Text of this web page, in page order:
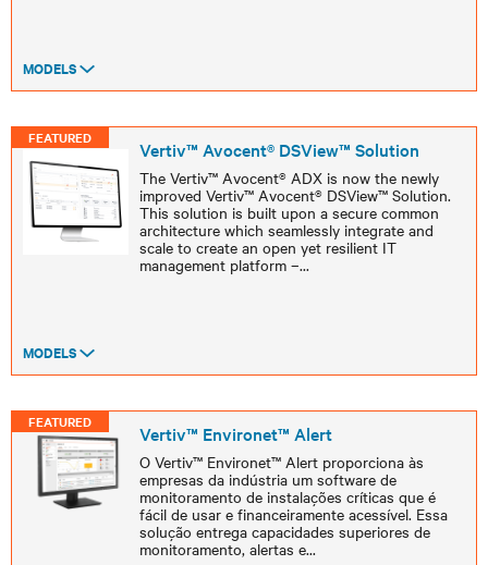
MODELS
FEATURED Vertiv™ Avocent® DSView™ Solution
The Vertiv™ Avocent® ADX is now the newly
improved Vertiv™ Avocent® DSView™ Solution.
This solution is built upon a secure common
architecture which seamlessly integrate and
scale to create an open yet resilient IT
management platform –...
MODELS
FEATURED Vertiv™ Environet™ Alert
O Vertiv™ Environet™ Alert proporciona às
empresas da indústria um software de
monitoramento de instalações críticas que é
fácil de usar e financeiramente acessível. Essa
solução entrega capacidades superiores de
monitoramento, alertas e...